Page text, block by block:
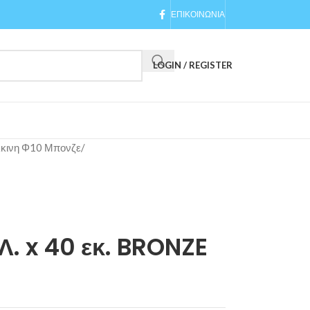
ΕΠΙΚΟΙΝΩΝΙΑ
LOGIN / REGISTER
Φ10 Μπονζε/
40 εκ. BRONZE